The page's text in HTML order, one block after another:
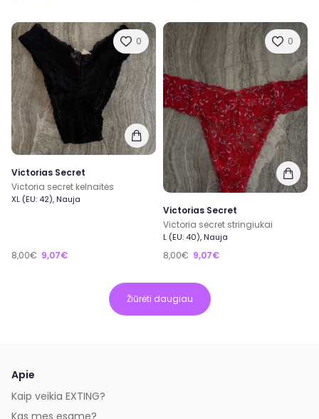
0
Victorias Secret
Victoria secret kelnaitės
XL (EU: 42), Nauja
8,00€ 9,07€
0
Victorias Secret
Victoria secret stringiukai
L (EU: 40), Nauja
8,00€ 9,07€
Žiūrėti daugiau
Apie
Kaip veikia EXTING?
Kas mes esame?